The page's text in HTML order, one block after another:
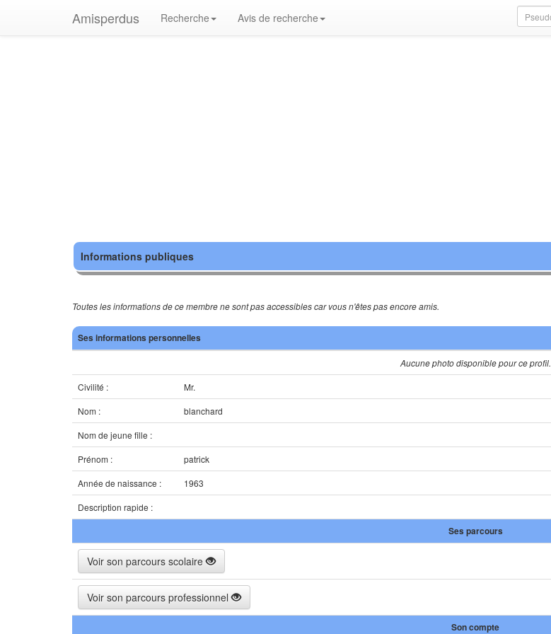
Amisperdus Recherche Avis de recherche
Informations publiques
Toutes les informations de ce membre ne sont pas accessibles car vous n'êtes pas encore amis.
Ses informations personnelles
Aucune photo disponible pour ce profil.
Civilité :
Mr.
Nom :
blanchard
Nom de jeune fille :
Prénom :
patrick
Année de naissance :
1963
Description rapide :
Ses parcours
Voir son parcours scolaire
Voir son parcours professionnel
Son compte